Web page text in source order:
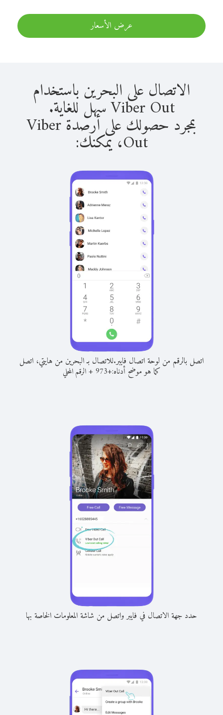
عرض الأسعار
الاتصال على البحرين باستخدام
Viber Out سهل للغاية.
بمجرد حصولك على أرصدة Viber
Out، يمكنك:
اتصل بالرقم من لوحة اتصال فايبر.للاتصال بـ البحرين من هايتي، اتصل
كما هو موضح أدناه:+
973
+الرقم المحلي
حدد جهة الاتصال في فايبر واتصل من شاشة المعلومات الخاصة بها